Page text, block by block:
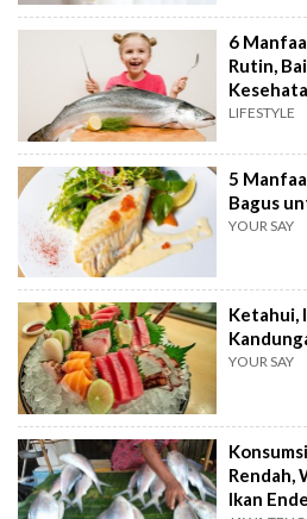
6
Rutin,
LIFESTYLE
5
Bagus
YOUR SAY
Ketahui,
YOUR SAY
Rendah,
Ikan